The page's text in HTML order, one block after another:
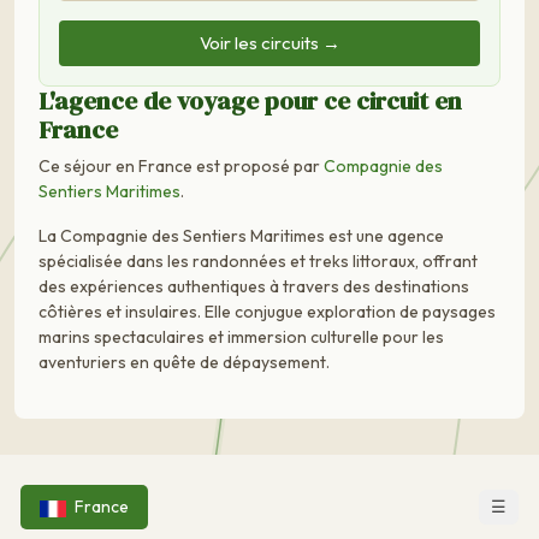
Voir les circuits →
L'agence de voyage pour ce circuit en
France
Ce séjour en France est proposé parCompagnie des
Sentiers Maritimes.
La Compagnie des Sentiers Maritimes est une agence
spécialisée dans les randonnées et treks littoraux, offrant
des expériences authentiques à travers des destinations
côtières et insulaires. Elle conjugue exploration de paysages
marins spectaculaires et immersion culturelle pour les
aventuriers en quête de dépaysement.
France ☰